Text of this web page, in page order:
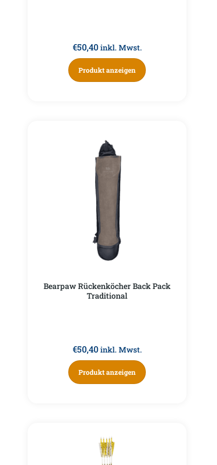
€50,40 inkl. Mwst.
Produkt anzeigen
Bearpaw Rückenköcher Back Pack
Traditional
€50,40 inkl. Mwst.
Produkt anzeigen